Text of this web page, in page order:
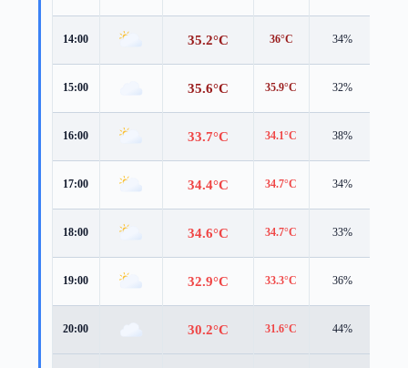
14:00 35.2°C 36°C 34%
15:00 35.6°C 35.9°C 32%
16:00 33.7°C 34.1°C 38%
17:00 34.4°C 34.7°C 34%
18:00 34.6°C 34.7°C 33%
19:00 32.9°C 33.3°C 36%
20:00 30.2°C 31.6°C 44%